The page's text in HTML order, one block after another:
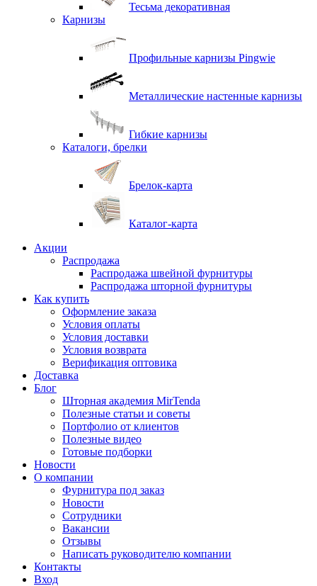
Тесьма декоративная
Карнизы
Профильные карнизы Pingwie
Металлические настенные карнизы
Гибкие карнизы
Каталоги, брелки
Брелок-карта
Каталог-карта
Акции
Распродажа
Распродажа швейной фурнитуры
Распродажа шторной фурнитуры
Как купить
Оформление заказа
Условия оплаты
Условия доставки
Условия возврата
Верификация оптовика
Доставка
Блог
Шторная академия MirTenda
Полезные статьи и советы
Портфолио от клиентов
Полезные видео
Готовые подборки
Новости
О компании
Фурнитура под заказ
Новости
Сотрудники
Вакансии
Отзывы
Написать руководителю компании
Контакты
Вход